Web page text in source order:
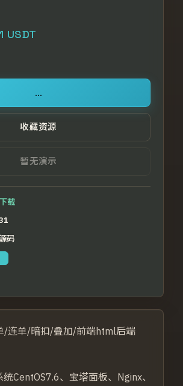
USDT
...
收藏资源
暂无演示
载
码
/连单/暗扣/叠加/前端html后端
CentOS7.6、宝塔面板、Nginx、